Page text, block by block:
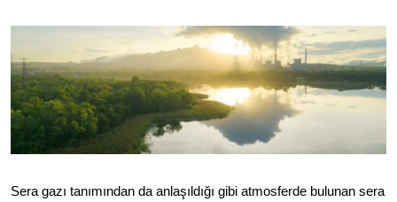
Sera gazı tanımından da anlaşıldığı gibi atmosferde bulunan sera